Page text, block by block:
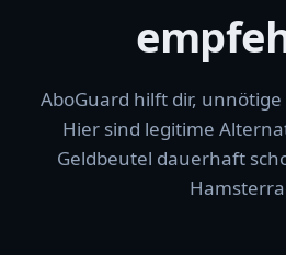
AboGuard hilft dir,
Hier sind legitime
Geldbeutel dauerhaft